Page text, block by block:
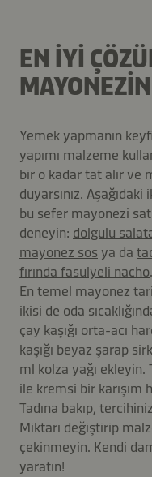
EN İYİ
Yemek yapmanın
yapımı malzeme
bir o kadar tat alır ve
duyarsınız.
bu sefer mayonezi
deneyin: dolgulu
mayonez sos ya da
fırında fasulyeli nacho.
En temel mayonez
ikisi de oda
çay kaşığı orta-acı
kaşığı beyaz şarap
ml kolza yağı
ile kremsi bir karışım
Tadına bakıp,
Miktarı değiştirip
çekinmeyin. Kendi
yaratın!